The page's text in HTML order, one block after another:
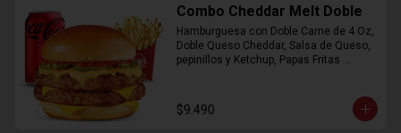
Combo Cheddar Melt Doble
Hamburguesa con Doble Carne de 4 Oz,
Doble Queso Cheddar, Salsa de Queso,
pepinillos y Ketchup, Papas Fritas
$9.490